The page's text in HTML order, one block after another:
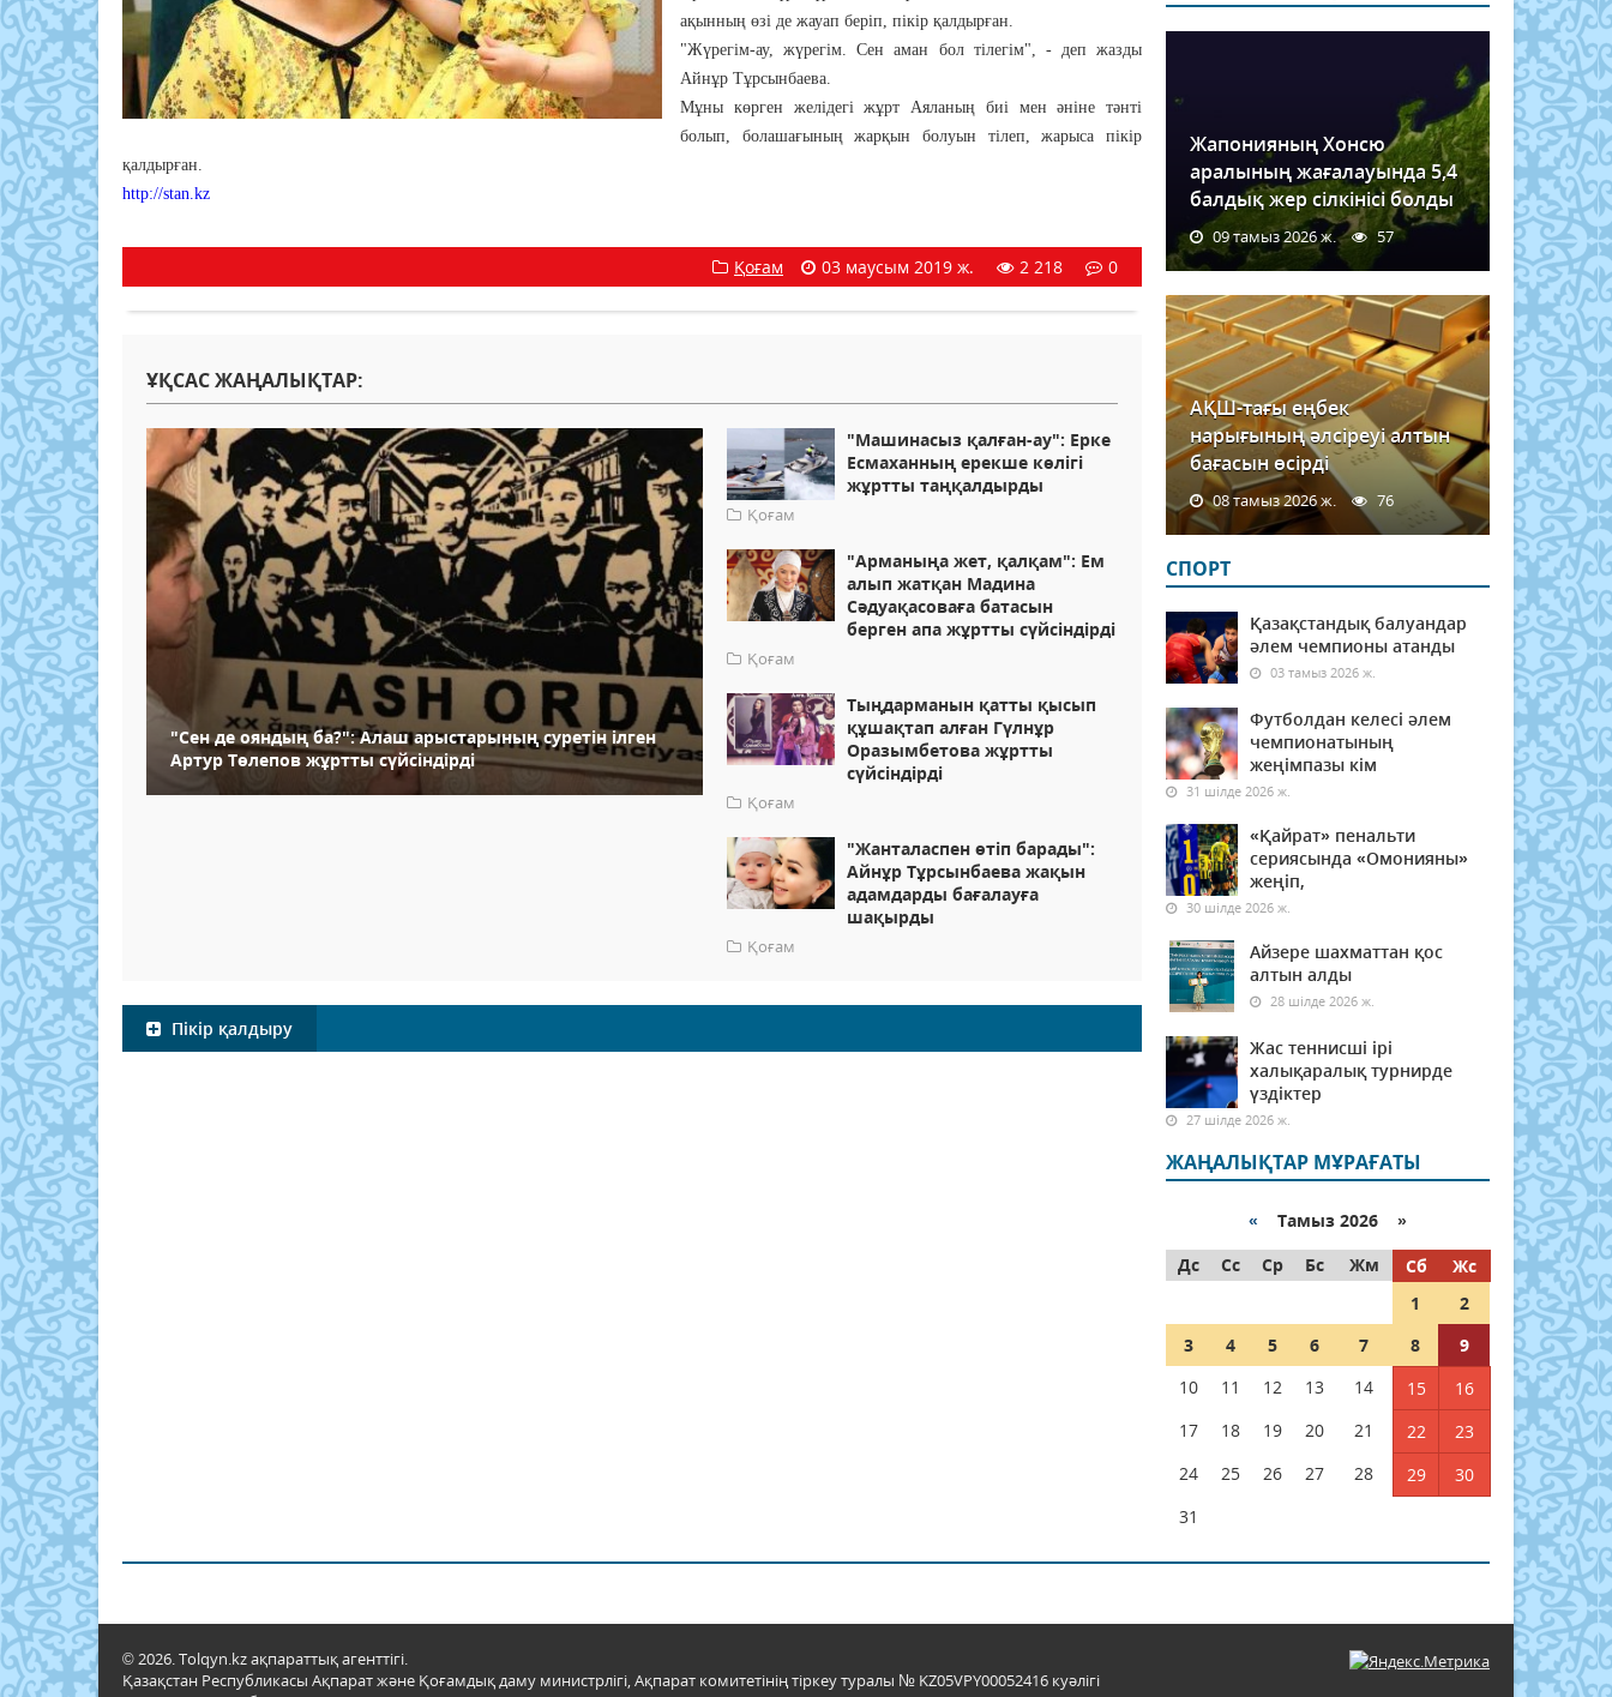
ақынның өзі де жауап беріп, пікір қалдырған.
"Жүрегім-ау, жүрегім. Сен аман бол тілегім", - деп жазды
Айнұр Тұрсынбаева.
Мұны көрген желідегі жұрт Аяланың биі мен әніне тәнті
болып, болашағының жарқын болуын тілеп, жарыса пікір
қалдырған.
http://stan.kz
Қоғам 03 маусым 2019 ж. 2 218 0
ҰҚСАС ЖАҢАЛЫҚТАР:
"Сен де ояндың ба?": Алаш арыстарының суретін ілген
Артур Төлепов жұртты сүйсіндірді
"Машинасыз қалған-ау": Ерке
Есмаханның ерекше көлігі
жұртты таңқалдырды
Қоғам
"Арманыңа жет, қалқам": Ем
алып жатқан Мадина
Сәдуақасоваға батасын
берген апа жұртты сүйсіндірді
Қоғам
Тыңдарманын қатты қысып
құшақтап алған Гүлнұр
Оразымбетова жұртты
сүйсіндірді
Қоғам
"Жанталаспен өтіп барады":
Айнұр Тұрсынбаева жақын
адамдарды бағалауға
шақырды
Қоғам
Пікір қалдыру
Жапонияның Хонсю
аралының жағалауында 5,4
балдық жер сілкінісі болды
09 тамыз 2026 ж. 57
АҚШ-тағы еңбек
нарығының әлсіреуі алтын
бағасын өсірді
08 тамыз 2026 ж. 76
СПОРТ
Қазақстандық балуандар
әлем чемпионы атанды
03 тамыз 2026 ж.
Футболдан келесі әлем
чемпионатының
жеңімпазы кім
31 шілде 2026 ж.
«Қайрат» пенальти
сериясында «Омонияны»
жеңіп,
30 шілде 2026 ж.
Айзере шахматтан қос
алтын алды
28 шілде 2026 ж.
Жас теннисші ірі
халықаралық турнирде
үздіктер
27 шілде 2026 ж.
ЖАҢАЛЫҚТАР МҰРАҒАТЫ
« Тамыз 2026 »
Дс
Сс Ср Бс Жм Сб
Жс
1
2
3
4 5 6 7 8
9
10
11 12 13 14 15
16
17
18 19 20 21 22
23
24
25 26 27 28 29
30
31
© 2026. Tolqyn.kz ақпараттық агенттігі.
Қазақстан Республикасы Ақпарат және Қоғамдық даму министрлігі, Ақпарат комитетінің тіркеу туралы № KZ05VPY00052416 куәлігі